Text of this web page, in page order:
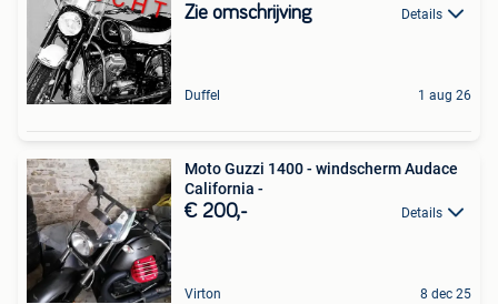
Zie omschrijving Details
Duffel 1 aug 26
Moto Guzzi 1400 - windscherm Audace
California -
€ 200,- Details
Virton 8 dec 25